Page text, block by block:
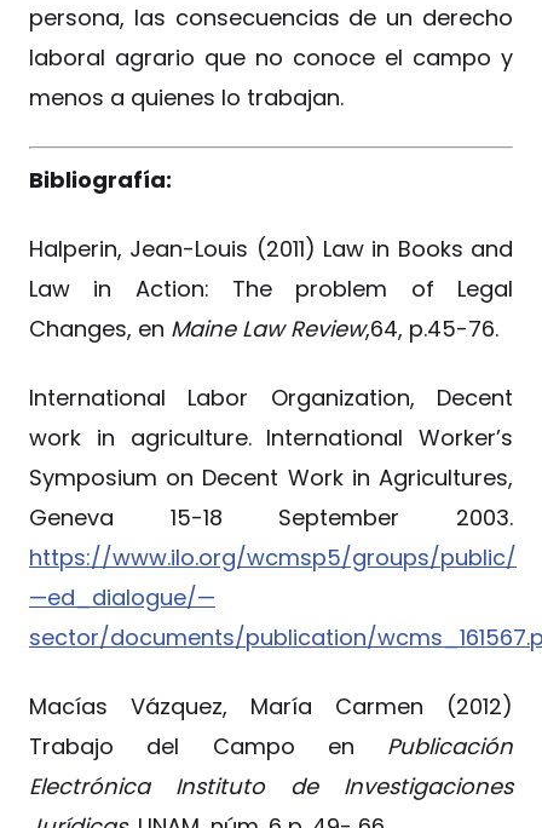
persona, las consecuencias de un derecho
laboral agrario que no conoce el campo y
menos a quienes lo trabajan.
Bibliografía:
Halperin, Jean-Louis (2011) Law in Books and
Law in Action: The problem of Legal
Changes, en Maine Law Review,64, p.45-76.
International Labor Organization, Decent
work in agriculture. International Worker’s
Symposium on Decent Work in Agricultures,
Geneva 15-18 September 2003.
https://www.ilo.org/wcmsp5/groups/public/
—ed_dialogue/—
sector/documents/publication/
Macías Vázquez, María Carmen (2012)
Trabajo del Campo en Publicación
Electrónica Instituto de Investigaciones